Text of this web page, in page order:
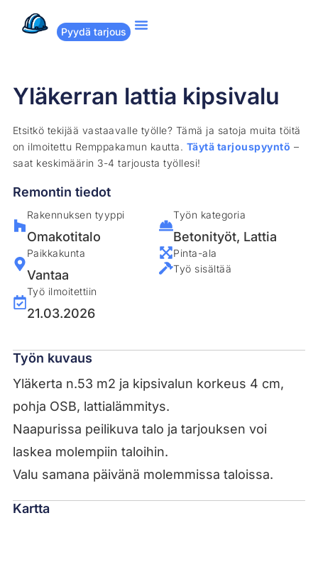
Pyydä tarjous
Yläkerran lattia kipsivalu
Etsitkö tekijää vastaavalle työlle? Tämä ja satoja muita töitä
on ilmoitettu Remppakamun kautta. Täytä tarjouspyyntö –
saat keskimäärin 3-4 tarjousta työllesi!
Remontin tiedot
Rakennuksen tyyppi
Omakotitalo
Paikkakunta
Vantaa
Työ ilmoitettiin
21.03.2026
Työn kategoria
Betonityöt, Lattia
Pinta-ala
Työ sisältää
Työn kuvaus
Yläkerta n.53 m2 ja kipsivalun korkeus 4 cm,
pohja OSB, lattialämmitys.
Naapurissa peilikuva talo ja tarjouksen voi
laskea molempiin taloihin.
Valu samana päivänä molemmissa taloissa.
Kartta